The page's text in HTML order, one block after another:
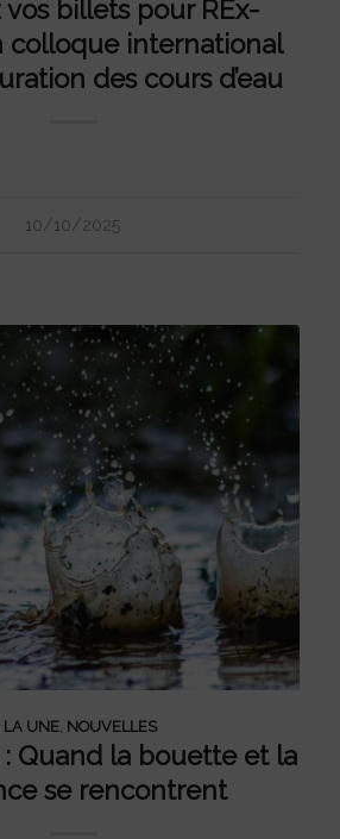
vos billets pour REx-
colloque international
des cours d’eau
10/10/2025
LA UNE, NOUVELLES
: Quand la bouette et la
se rencontrent